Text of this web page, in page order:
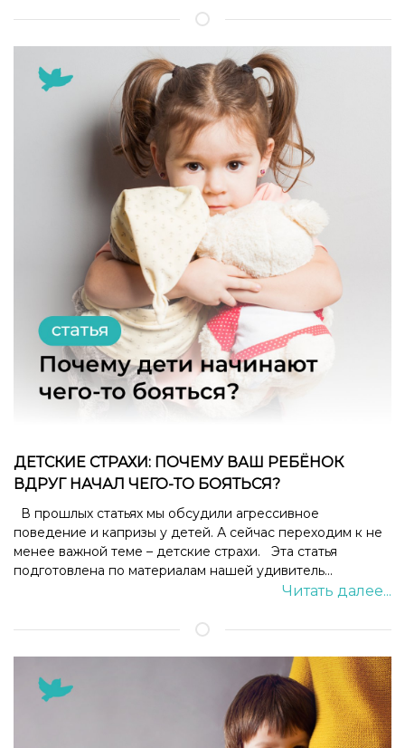
ДЕТСКИЕ СТРАХИ: ПОЧЕМУ ВАШ РЕБЁНОК
ВДРУГ НАЧАЛ ЧЕГО-ТО БОЯТЬСЯ?
В прошлых статьях мы обсудили агрессивное
поведение и капризы у детей. А сейчас переходим к не
менее важной теме – детские страхи. Эта статья
подготовлена по материалам нашей удивитель...
Читать далее...